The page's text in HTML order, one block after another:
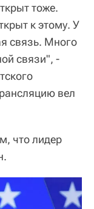
тоже.
к этому. У
связь. Много
связи", -
вел
что лидер